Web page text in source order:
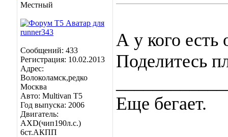
Местный
Сообщений: 433
Регистрация: 10.02.2013
Адрес:
Волоколамск,редко
Москва
Авто: Multivan T5
Год выпуска: 2006
Двигатель:
AXD(чип190л.с.)
6ст.АКПП
А у кого есть
Поделитесь
Еще бегает.